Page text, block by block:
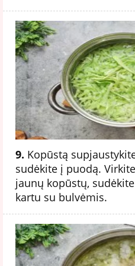
9. Kopūstą
sudėkite į puodą.
jaunų kopūstų,
kartu su bulvėmis.